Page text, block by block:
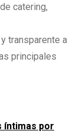
catering,
transparente a
principales
íntimas por